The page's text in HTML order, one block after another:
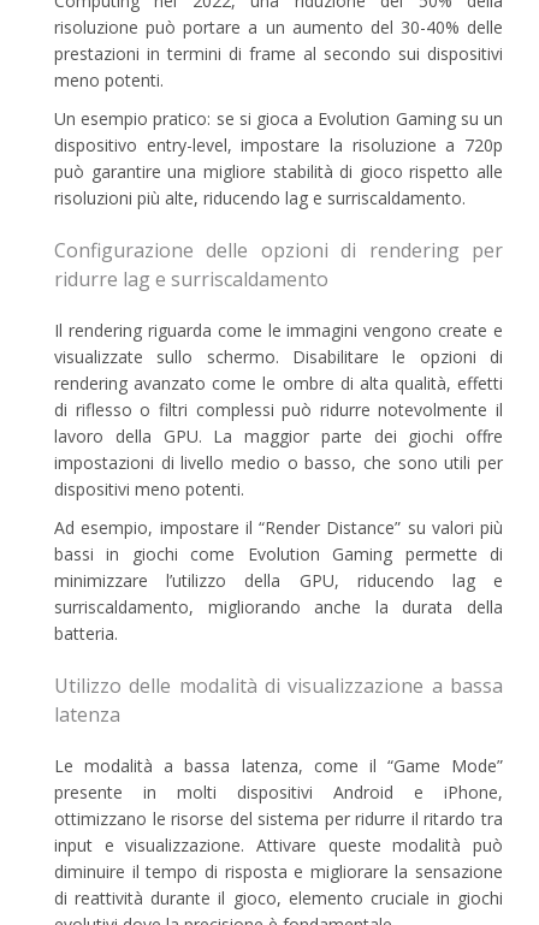
risoluzione può portare a un aumento del 30-40% delle
prestazioni in termini di frame al secondo sui dispositivi
meno potenti.
Un esempio pratico: se si gioca a Evolution Gaming su un
dispositivo entry-level, impostare la risoluzione a 720p
può garantire una migliore stabilità di gioco rispetto alle
risoluzioni più alte, riducendo lag e surriscaldamento.
Configurazione delle opzioni di rendering per
ridurre lag e surriscaldamento
Il rendering riguarda come le immagini vengono create e
visualizzate sullo schermo. Disabilitare le opzioni di
rendering avanzato come le ombre di alta qualità, effetti
di riflesso o filtri complessi può ridurre notevolmente il
lavoro della GPU. La maggior parte dei giochi offre
impostazioni di livello medio o basso, che sono utili per
dispositivi meno potenti.
Ad esempio, impostare il “Render Distance” su valori più
bassi in giochi come Evolution Gaming permette di
minimizzare l’utilizzo della GPU, riducendo lag e
surriscaldamento, migliorando anche la durata della
batteria.
Utilizzo delle modalità di visualizzazione a bassa
latenza
Le modalità a bassa latenza, come il “Game Mode”
presente in molti dispositivi Android e iPhone,
ottimizzano le risorse del sistema per ridurre il ritardo tra
input e visualizzazione. Attivare queste modalità può
diminuire il tempo di risposta e migliorare la sensazione
di reattività durante il gioco, elemento cruciale in giochi